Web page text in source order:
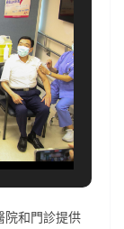
院和門診提供